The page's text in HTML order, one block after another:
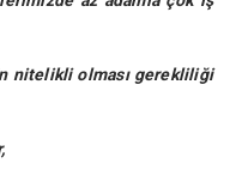
nitelikli olması gerekliliği